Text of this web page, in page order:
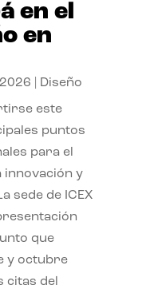
en el
en
Diseño
este
puntos
para el
innovación y
sede de ICEX
que
y octubre
citas del